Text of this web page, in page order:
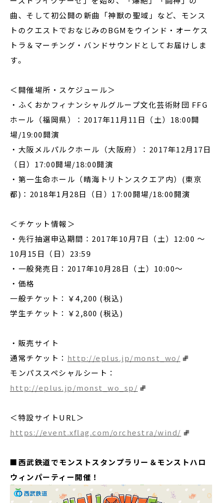
曲、そして初公開の新曲「神獣の聖域」など、モンス
トのクエストでおなじみのBGMをウインド・オーケス
トラ＆マーチング・バンドサウンドとしてお届けしま
す。
＜開催場所・スケジュール＞
・ふくおかフィナンシャルグループ文化芸術財団 FFG
ホール（福岡県）：2017年11月11日（土）18:00開
場/19:00開演
・大阪メルパルクホール（大阪府）：2017年12月17日
（日）17:00開場/18:00開演
・第一生命ホール（晴海トリトンスクエア内）(東京
都)：2018年1月28日（日）17:00開場/18:00開演
＜チケット情報＞
・先行抽選申込期間：2017年10月7日（土）12:00 ～
10月15日（日）23:59
・一般発売日：2017年10月28日（土）10:00～
・価格
一般チケット：￥4,200 (税込)
学生チケット：￥2,800 (税込)
・販売サイト
通常チケット： http://eplus.jp/monst_wo/
モンパススペシャルシート：
http://eplus.jp/monst_wo_sp/
＜特設サイトURL＞
https://event.xflag.com/orchestra/wind/
■西武鉄道でモンストスタンプラリー＆モンストハロ
ウィンパーティー開催！